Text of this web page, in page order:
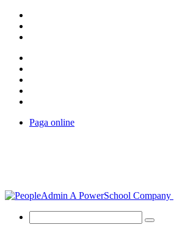
Paga online